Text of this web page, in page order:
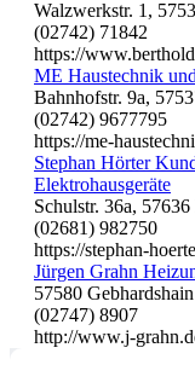
Walzwerkstr. 1,
(02742) 71842
https://
ME Haustechnik
Bahnhofstr. 9a,
(02742) 9677795
https://me-
Stephan Hörter
Elektrohausgeräte
Schulstr. 36a,
(02681) 982750
https://stephan-
Jürgen Grahn
57580 Gebhardshain
(02747) 8907
http://www.j-